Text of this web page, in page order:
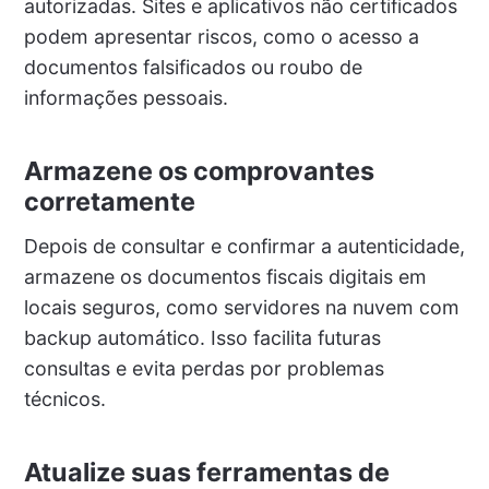
autorizadas. Sites e aplicativos não certificados
podem apresentar riscos, como o acesso a
documentos falsificados ou roubo de
informações pessoais.
Armazene os comprovantes
corretamente
Depois de consultar e confirmar a autenticidade,
armazene os documentos fiscais digitais em
locais seguros, como servidores na nuvem com
backup automático. Isso facilita futuras
consultas e evita perdas por problemas
técnicos.
Atualize suas ferramentas de